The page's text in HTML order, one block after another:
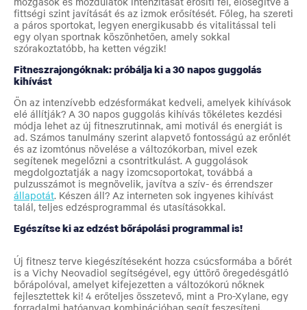
fittségi szint javítását és az izmok erősítését. Főleg, ha szereti
a páros sportokat, legyen energikusabb és vitalitással teli
egy olyan sportnak köszönhetően, amely sokkal
szórakoztatóbb, ha ketten végzik!
Fitneszrajongóknak: próbálja ki a 30 napos guggolás
kihívást
Ön az intenzívebb edzésformákat kedveli, amelyek kihívások
elé állítják? A 30 napos guggolás kihívás tökéletes kezdési
módja lehet az új fitneszrutinnak, ami motivál és energiát is
ad. Számos tanulmány szerint alapvető fontosságú az erőnlét
és az izomtónus növelése a változókorban, mivel ezek
segítenek megelőzni a csontritkulást. A guggolások
megdolgoztatják a nagy izomcsoportokat, továbbá a
pulzusszámot is megnövelik, javítva a szív- és érrendszer
állapotát. Készen áll? Az interneten sok ingyenes kihívást
talál, teljes edzésprogrammal és utasításokkal.
Egészítse ki az edzést bőrápolási programmal is!
Új fitnesz terve kiegészítéseként hozza csúcsformába a bőrét
is a Vichy Neovadiol segítségével, egy úttörő öregedésgátló
bőrápolóval, amelyet kifejezetten a változókorú nőknek
fejlesztettek ki! 4 erőteljes összetevő, mint a Pro-Xylane, egy
forradalmi hatóanyag kombinációban segít feszesíteni,